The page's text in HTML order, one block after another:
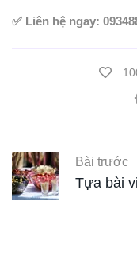
✅ Liên hệ ngay:
Bài trước
Tựa bài